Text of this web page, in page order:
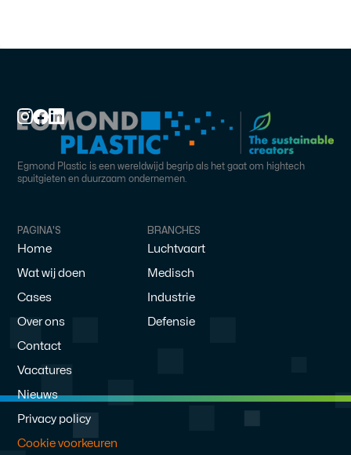
Egmond Plastic is een wereldwijd begrip als het gaat om hightech
spuitgieten en duurzaam ondernemen.
PAGINA'S
Home
Wat wij doen
Cases
Over ons
Contact
Vacatures
Nieuws
Privacy policy
Cookie voorkeuren
BRANCHES
Luchtvaart
Medisch
Industrie
Defensie